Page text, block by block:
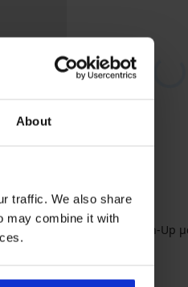
About
traffic. We also share
may combine it with
Push-Up
Αφρώδη Push-Up